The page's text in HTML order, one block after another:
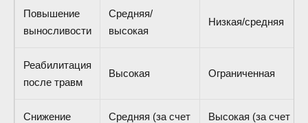
Повышение
выносливости
Средняя/
высокая
Низкая/средняя
Реабилитация
после травм
Высокая Ограниченная
Снижение
Средняя (за счет
Высокая (за счет